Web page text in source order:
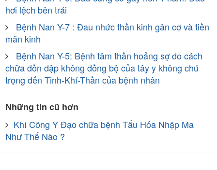
hơi lệch bên trái
Bệnh Nan Y-7 : Đau nhức thần kinh gân cơ và tiền
mãn kinh
Bệnh Nan Y-5: Bệnh tâm thần hoảng sợ do cách
chữa dồn dập không đồng bộ của tây y không chú
trọng đến Tinh-Khí-Thần của bệnh nhân
Những tin cũ hơn
Khí Công Y Đạo chữa bệnh Tẩu Hỏa Nhập Ma
Như Thế Nào ?